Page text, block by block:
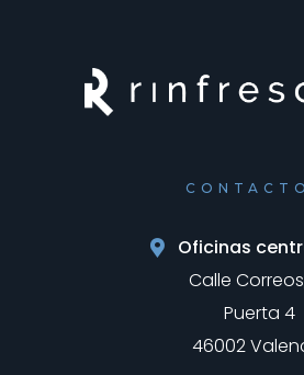
CONTACTO
Oficinas
Calle Correos,
Puerta 4
46002